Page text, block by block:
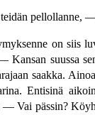
on siis
suussa
saakka.
Entisinä
Vai pässin?